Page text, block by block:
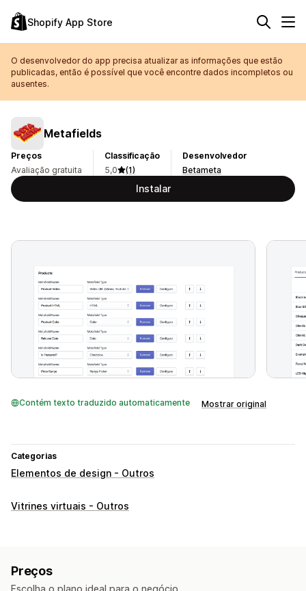
Shopify App Store
O desenvolvedor do app precisa atualizar as informações que estão
publicadas, então é possível que você encontre dados incompletos ou
ausentes.
Metafields
Preços
Avaliação gratuita
Classificação
5,0
(1)
Desenvolvedor
Betameta
Instalar
Contém texto traduzido automaticamente Mostrar original
Categorias
Elementos de design - Outros
Vitrines virtuais - Outros
Preços